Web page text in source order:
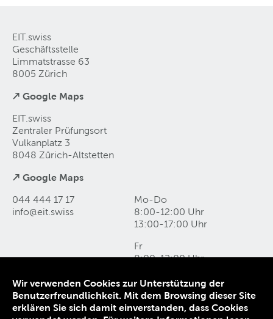
EIT.swiss
Geschäftsstelle
Limmatstrasse 63
8005 Zürich
↗ Google Maps
EIT.swiss
Zentraler Prüfungsort
Vulkanplatz 3
8048 Zürich-Altstetten
↗ Google Maps
044 444 17 17
info@eit swiss
Mo-Do
8:00-12:00 Uhr
13:00-17:00 Uhr
Fr
8:00-12:00 Uhr
Kontakt und Anfahrt
Datenschutz
Wir verwenden Cookies zur Unterstützung der
Benutzerfreundlichkeit. Mit dem Browsing dieser Site
erklären Sie sich damit einverstanden, dass Cookies